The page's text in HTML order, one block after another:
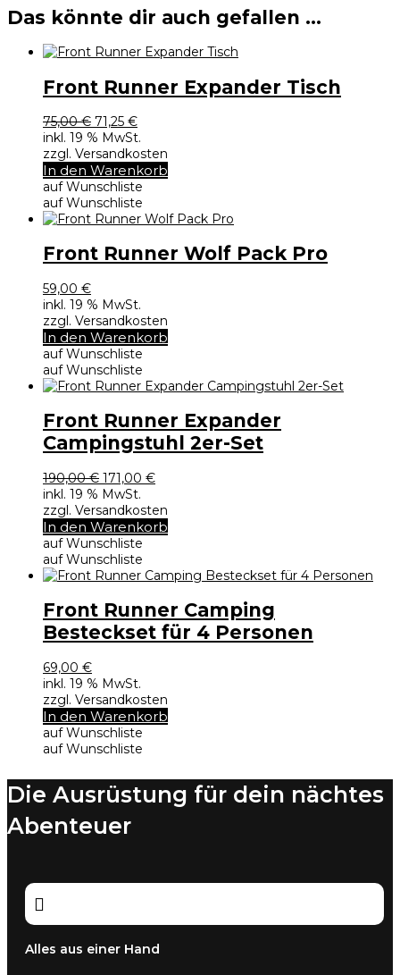
Das könnte dir auch gefallen …
Front Runner Expander Tisch
75,00€ Ursprünglicher
Preis
war:
75,00 €
71,25 €Aktueller
Preis
ist:
71,25 €.
inkl. 19 % MwSt.
zzgl. Versandkosten
In den Warenkorb
auf Wunschliste
auf Wunschliste
Front Runner Wolf Pack Pro
59,00 €
inkl. 19 % MwSt.
zzgl. Versandkosten
In den Warenkorb
auf Wunschliste
auf Wunschliste
Front Runner Expander
Campingstuhl 2er-Set
190,00€ Ursprünglicher
Preis
war:
190,00 €
171,00 €Aktueller
ist:
171,00 €.
inkl. 19 % MwSt.
zzgl. Versandkosten
In den Warenkorb
auf Wunschliste
auf Wunschliste
Front Runner Camping
Besteckset für 4 Personen
69,00 €
inkl. 19 % MwSt.
zzgl. Versandkosten
In den Warenkorb
auf Wunschliste
auf Wunschliste
Die Ausrüstung für dein nächtes
Abenteuer

Alles aus einer Hand